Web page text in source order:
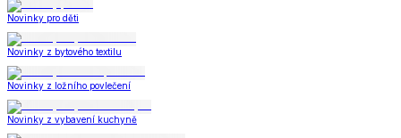
Novinky pro děti
Novinky z bytového textilu
Novinky z ložního povlečení
Novinky z vybavení kuchyně